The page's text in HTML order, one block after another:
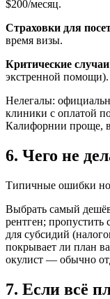
$200/месяц.
Страховки для
время визы.
Критические случаи
экстренной помощи).
Нелегалы:
клиники с оплатой
Калифорнии проще,
6. Чего не
Типичные ошибки
Выбрать самый
рентген; пропустить
для субсидий
покрывает ли план
окулист — обычно
7. Если всё